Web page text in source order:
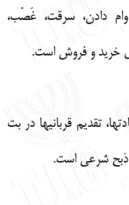
دادن، سرقت، غَصْب،
خريد و فروش است.
تقديم قربانيها در بت
ذبح شرعي است.